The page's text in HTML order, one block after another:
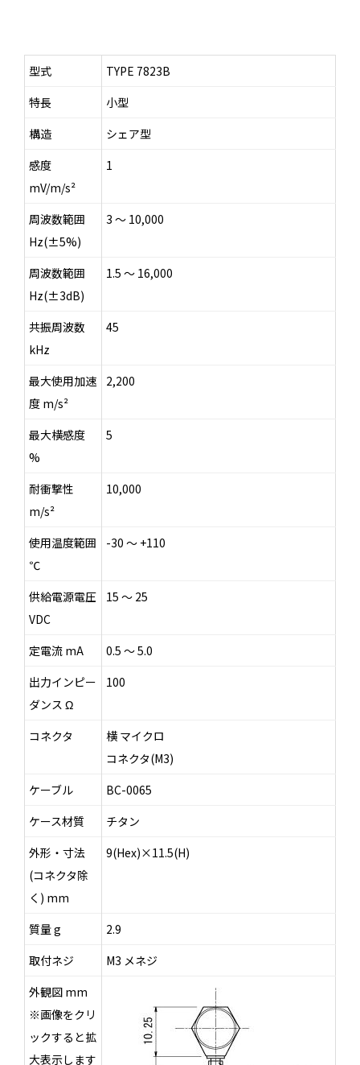
型式
TYPE 7823B
特長
小型
構造
シェア型
感度
mV/m/s²
1
周波数範囲
Hz(±5%)
3 ～ 10,000
周波数範囲
Hz(±3dB)
1.5 ～ 16,000
共振周波数
kHz
45
最大使用加速
度 m/s²
2,200
最大横感度
%
5
耐衝撃性
m/s²
10,000
使用温度範囲
℃
-30 ～ +110
供給電源電圧
VDC
15 ～ 25
定電流 mA
0.5 ～ 5.0
出力インピー
ダンス Ω
100
コネクタ
横 マイクロ
コネクタ(M3)
ケーブル
BC-0065
ケース材質
チタン
外形・寸法
(コネクタ除
く) mm
9(Hex)×11.5(H)
質量 g
2.9
取付ネジ
M3 メネジ
外観図 mm
※画像をクリ
ックすると拡
大表示します